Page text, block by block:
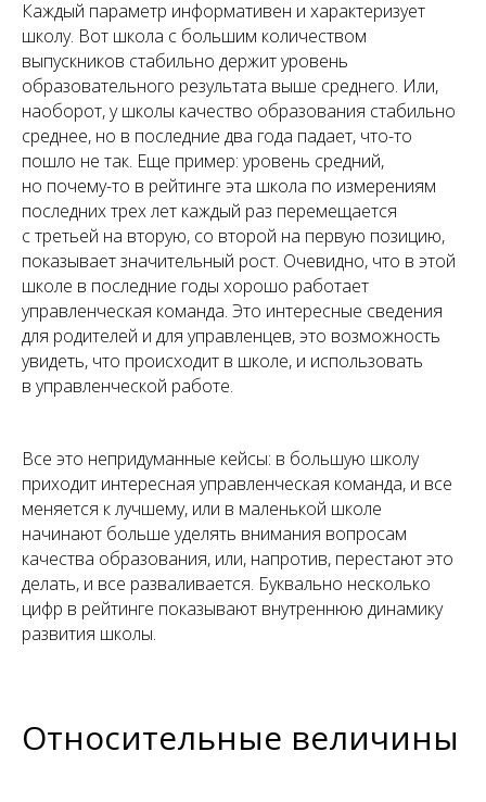
Каждый параметр информативен и характеризует
школу. Вот школа с большим количеством
выпускников стабильно держит уровень
образовательного результата выше среднего. Или,
наоборот, у школы качество образования стабильно
среднее, но в последние два года падает, что-то
пошло не так. Еще пример: уровень средний,
но почему-то в рейтинге эта школа по измерениям
последних трех лет каждый раз перемещается
с третьей на вторую, со второй на первую позицию,
показывает значительный рост. Очевидно, что в этой
школе в последние годы хорошо работает
управленческая команда. Это интересные сведения
для родителей и для управленцев, это возможность
увидеть, что происходит в школе, и использовать
в управленческой работе.
Все это непридуманные кейсы: в большую школу
приходит интересная управленческая команда, и все
меняется к лучшему, или в маленькой школе
начинают больше уделять внимания вопросам
качества образования, или, напротив, перестают это
делать, и все разваливается. Буквально несколько
цифр в рейтинге показывают внутреннюю динамику
развития школы.
Относительные величины